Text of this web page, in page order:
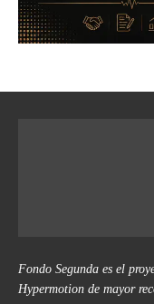
Fondo Segunda es el
Hypermotion de mayor